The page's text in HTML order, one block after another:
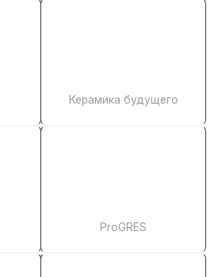
Керамика будущего
ProGRES